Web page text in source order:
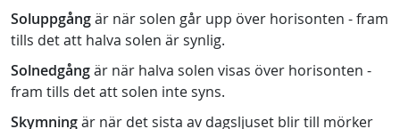
Soluppgångär när solen går upp över horisonten - fram
tills det att halva solen är synlig.
Solnedgångär när halva solen visas över horisonten -
fram tills det att solen inte syns.
Skymningär när det sista av dagsljuset blir till mörker